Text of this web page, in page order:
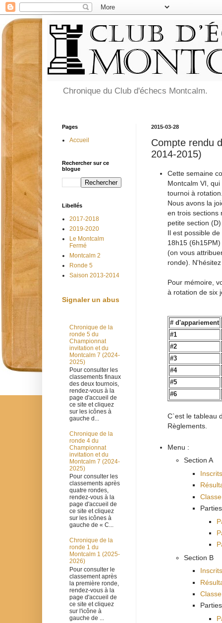
Chronique du Club d'échecs Montcalm.
2015-03-28
Compte rendu
2014-2015)
Cette semaine
Montcalm VI,
tournoi à
Nous avons la
en trois sections
petite section
Il est possible
18h15
(on vous
ronde).
Pour mémoire,
à rotation de six
# d'appariement
#1
#2
#3
#4
#5
#6
C`est le tableau
Règlements.
Menu :
Section A
Inscrits
Parties
Section B
Inscrits
Parties
Pages
Accueil
Rechercher sur ce
blogue
Libellés
2017-2018
2019-2020
Le Montcalm
Fermé
Montcalm 2
Ronde 5
Saison 2013-2014
Signaler un abus
Chronique de la
ronde 5 du
Championnat
invitation et du
Montcalm 7 (2024-
2025)
Pour consulter les
classements finaux
des deux tournois,
rendez-vous à la
page d'accueil de
ce site et cliquez
sur les icônes à
gauche d...
Chronique de la
ronde 4 du
Championnat
invitation et du
Montcalm 7 (2024-
2025)
Pour consulter les
classements après
quatre rondes,
rendez-vous à la
page d'accueil de
ce site et cliquez
sur les icônes à
gauche de « C...
Chronique de la
ronde 1 du
Montcalm 1 (2025-
2026)
Pour consulter le
classement après
la première ronde,
rendez-vous à la
page d'accueil de
ce site et cliquez
sur l'icône à
gauche de ...